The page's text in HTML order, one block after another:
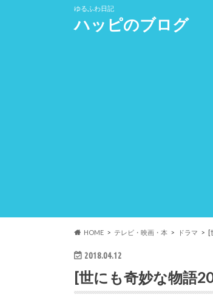
ゆるふわ日記
ハッピのブログ
HOME テレビ・映画・本 ドラマ [
2018.04.12
[世にも奇妙な物語